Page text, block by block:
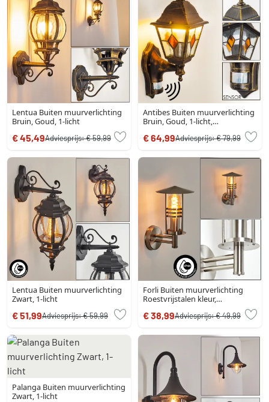
Lentua Buiten muurverlichting
Bruin, Goud, 1-licht
€ 45,49Adviesprijs:€ 59,99
Antibes Buiten muurverlichting
Bruin, Goud, 1-licht,
€ 64,99Adviesprijs:€ 79,99
Lentua Buiten muurverlichting
Zwart, 1-licht
€ 51,99Adviesprijs:€ 59,99
Forli Buiten muurverlichting
Roestvrijstalen kleur,
€ 38,99Adviesprijs:€ 49,99
Palanga Buiten muurverlichting
Zwart, 1-licht